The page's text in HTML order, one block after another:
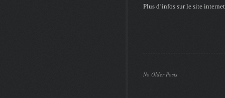
Plus d’infos sur le site
No Older Posts